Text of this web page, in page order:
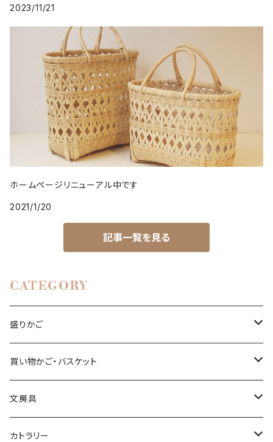
2023/11/21
ホームページリニューアル中です
2021/1/20
記事一覧を見る
CATEGORY
盛りかご
亀甲編み
小入れ麻の葉編み
網代編み
買い物かご・バスケット
縄目差し
ござ目編み
文房具
竹ペン
カトラリー